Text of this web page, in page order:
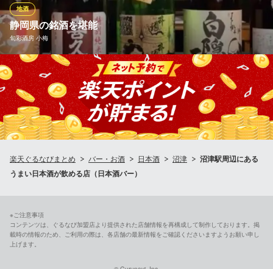
酒揃いです。しっとり盃を酌み交わし、会話を楽しむ粋な大人時
間を。
魚魚炉（ととろ） 沼津本店
鮮魚のお刺身と静岡地酒
ＪＲ東海道本線沼津駅北口 徒歩3分
静岡県沼津市新宿町1-20 稲木ビル1F
静岡県の銘酒を堪能
旬彩酒房 小梅
地酒
当店はお酒の種類も豊富！ビールやハイボールといったスタンダ
ードなドリンクから、静岡各地の地酒や地ビールなど種類豊富に
取り揃えております。ぜひともお気に入りの1杯を見つけてくださ
い♪
※こちらは夜のみのこだわりです。
旬彩酒房 小梅
和風居酒屋
楽天ぐるなびまとめ バー・お酒 日本酒 沼津
沼津駅周辺にある
うまい日本酒が飲める店（日本酒バー）
※ご注意事項
コンテンツは、ぐるなび加盟店より提供された店舗情報を再構成して制作しております。掲
載時の情報のため、ご利用の際は、各店舗の最新情報をご確認くださいますようお願い申し
上げます。